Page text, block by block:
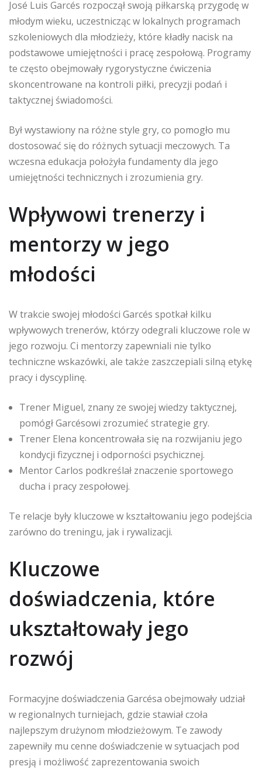
José Luis Garcés rozpoczął swoją piłkarską przygodę w
młodym wieku, uczestnicząc w lokalnych programach
szkoleniowych dla młodzieży, które kładły nacisk na
podstawowe umiejętności i pracę zespołową. Programy
te często obejmowały rygorystyczne ćwiczenia
skoncentrowane na kontroli piłki, precyzji podań i
taktycznej świadomości.
Był wystawiony na różne style gry, co pomogło mu
dostosować się do różnych sytuacji meczowych. Ta
wczesna edukacja położyła fundamenty dla jego
umiejętności technicznych i zrozumienia gry.
Wpływowi trenerzy i
mentorzy w jego
młodości
W trakcie swojej młodości Garcés spotkał kilku
wpływowych trenerów, którzy odegrali kluczowe role w
jego rozwoju. Ci mentorzy zapewniali nie tylko
techniczne wskazówki, ale także zaszczepiali silną etykę
pracy i dyscyplinę.
Trener Miguel, znany ze swojej wiedzy taktycznej,
pomógł Garcésowi zrozumieć strategie gry.
Trener Elena koncentrowała się na rozwijaniu jego
kondycji fizycznej i odporności psychicznej.
Mentor Carlos podkreślał znaczenie sportowego
ducha i pracy zespołowej.
Te relacje były kluczowe w kształtowaniu jego podejścia
zarówno do treningu, jak i rywalizacji.
Kluczowe
doświadczenia, które
ukształtowały jego
rozwój
Formacyjne doświadczenia Garcésa obejmowały udział
w regionalnych turniejach, gdzie stawiał czoła
najlepszym drużynom młodzieżowym. Te zawody
zapewniły mu cenne doświadczenie w sytuacjach pod
presją i możliwość zaprezentowania swoich